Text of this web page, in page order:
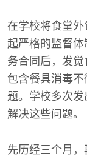
在学校将食堂
起严格的监督
务合同后，发觉
包含餐具消毒不
题。学校多次
解决这些问题。
先历经三个月